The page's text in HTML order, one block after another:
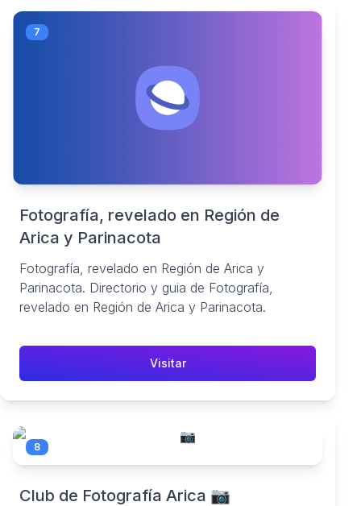
7
Fotografía, revelado en Región de
Arica y Parinacota
Fotografía, revelado en Región de Arica y
Parinacota. Directorio y guia de Fotografía,
revelado en Región de Arica y Parinacota.
Visitar
8
Club de Fotografía Arica 📷